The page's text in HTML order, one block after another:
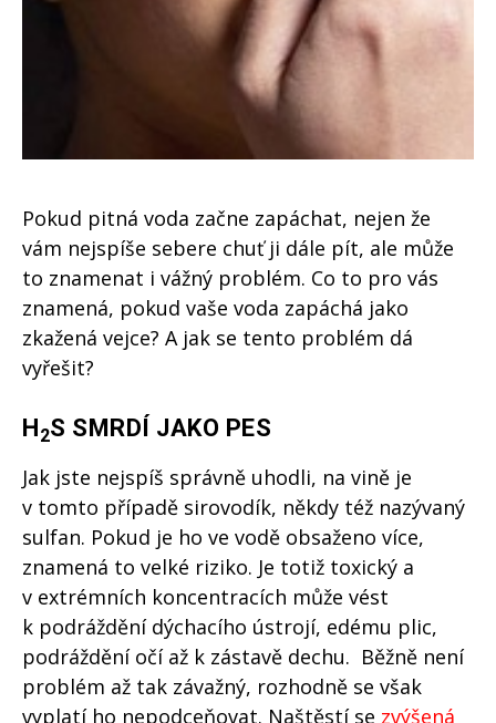
Pokud pitná voda začne zapáchat, nejen že
vám nejspíše sebere chuť ji dále pít, ale může
to znamenat i vážný problém. Co to pro vás
znamená, pokud vaše voda zapáchá jako
zkažená vejce? A jak se tento problém dá
vyřešit?
H 2S SMRDÍ JAKO PES
Jak jste nejspíš správně uhodli, na vině je
v tomto případě sirovodík, někdy též nazývaný
sulfan. Pokud je ho ve vodě obsaženo více,
znamená to velké riziko. Je totiž toxický a
v extrémních koncentracích může vést
k podráždění dýchacího ústrojí, edému plic,
podráždění očí až k zástavě dechu. Běžně není
problém až tak závažný, rozhodně se však
vyplatí ho nepodceňovat. Naštěstí se zvýšená